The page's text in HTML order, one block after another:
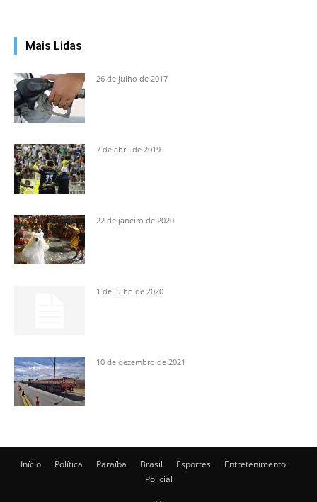
Mais Lidas
26 de julho de 2017
7 de abril de 2019
22 de janeiro de 2020
1 de julho de 2020
10 de dezembro de 2021
Início Política Paraíba Brasil Esportes
Entretenimento
Policial